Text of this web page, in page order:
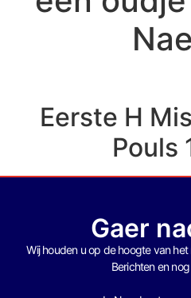
Eerste H
Pouls
Gaer
Wij houden u op de hoogte van het
Berichten en